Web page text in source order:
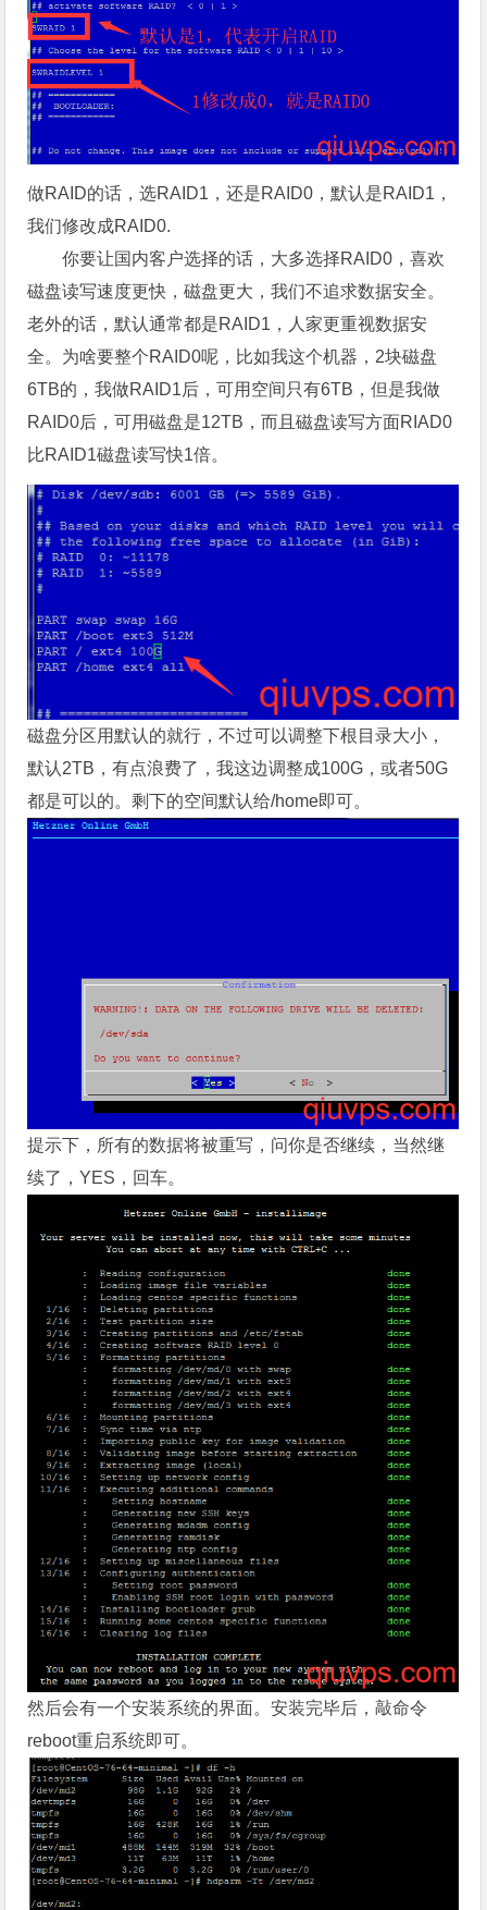
做RAID的话，选RAID1，还是RAID0，默认是RAID1，
我们修改成RAID0.
你要让国内客户选择的话，大多选择RAID0，喜欢
磁盘读写速度更快，磁盘更大，我们不追求数据安全。
老外的话，默认通常都是RAID1，人家更重视数据安
全。为啥要整个RAID0呢，比如我这个机器，2块磁盘
6TB的，我做RAID1后，可用空间只有6TB，但是我做
RAID0后，可用磁盘是12TB，而且磁盘读写方面RIAD0
比RAID1磁盘读写快1倍。
磁盘分区用默认的就行，不过可以调整下根目录大小，
默认2TB，有点浪费了，我这边调整成100G，或者50G
都是可以的。剩下的空间默认给/home即可。
提示下，所有的数据将被重写，问你是否继续，当然继
续了，YES，回车。
然后会有一个安装系统的界面。安装完毕后，敲命令
reboot重启系统即可。